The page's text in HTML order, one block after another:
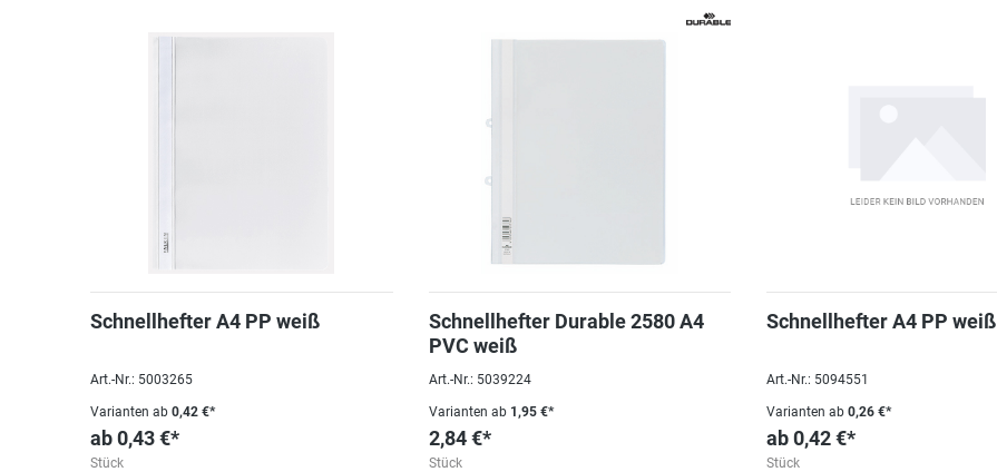
Schnellhefter A4 PP weiß
Art.-Nr.: 5003265
Varianten ab 0,42 €*
ab0,43 €*
Stück
Schnellhefter Durable 2580 A4
PVC weiß
Art.-Nr.: 5039224
Varianten ab1,95 €*
2,84 €*
Stück
Schnellhefter A4 PP weiß
Art.-Nr.: 5094551
Varianten ab 0,26 €*
ab0,42 €*
Stück